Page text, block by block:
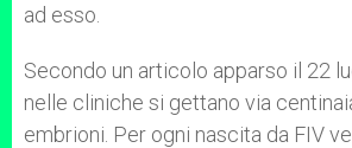
ad esso.
Secondo un articolo apparso il 22
nelle cliniche si gettano via
embrioni. Per ogni nascita da FIV